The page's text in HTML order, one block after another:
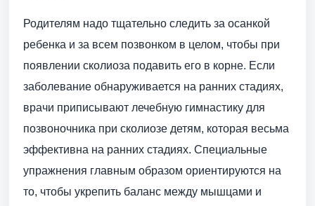
Родителям надо тщательно следить за осанкой
ребенка и за всем позвонком в целом, чтобы при
появлении сколиоза подавить его в корне. Если
заболевание обнаруживается на ранних стадиях,
врачи приписывают лечебную гимнастику для
позвоночника при сколиозе детям, которая весьма
эффективна на ранних стадиях. Специальные
упражнения главным образом ориентируются на
то, чтобы укрепить баланс между мышцами и